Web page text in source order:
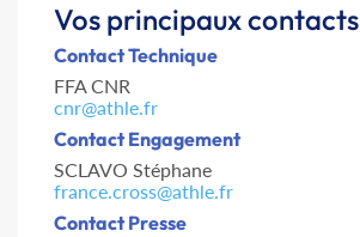
Vos principaux contacts
Contact Technique
FFA CNR
cnr@athle.fr
Contact Engagement
SCLAVO Stéphane
france.cross@athle.fr
Contact Presse